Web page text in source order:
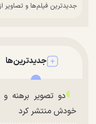
جدیدترین فیلم‌ها و
جدیدترین‌ها
دو تصویر برهنه
خودش منتشر کرد